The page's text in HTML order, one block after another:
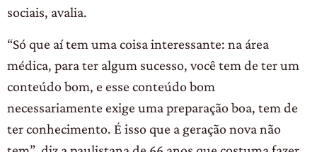
sociais, avalia.
“Só que aí tem uma coisa interessante: na área
médica, para ter algum sucesso, você tem de ter um
conteúdo bom, e esse conteúdo bom
necessariamente exige uma preparação boa, tem de
ter conhecimento. É isso que a geração nova não